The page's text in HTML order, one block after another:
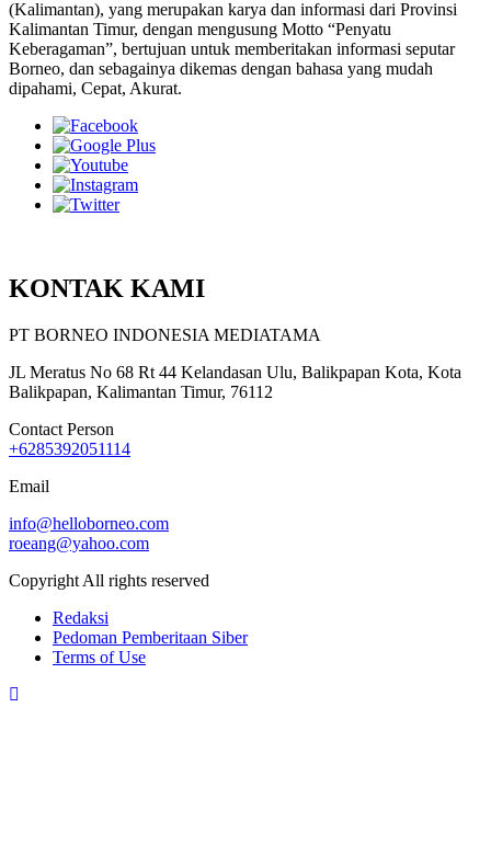
(Kalimantan), yang merupakan karya dan informasi dari Provinsi
Kalimantan Timur, dengan mengusung Motto “Penyatu
Keberagaman”, bertujuan untuk memberitakan informasi seputar
Borneo, dan sebagainya dikemas dengan bahasa yang mudah
dipahami, Cepat, Akurat.
KONTAK KAMI
PT BORNEO INDONESIA MEDIATAMA
JL Meratus No 68 Rt 44 Kelandasan Ulu, Balikpapan Kota, Kota
Balikpapan, Kalimantan Timur, 76112
Contact Person
+6285392051114
Email
info@helloborneo.com
roeang@yahoo.com
Copyright All rights reserved
Redaksi
Pedoman Pemberitaan Siber
Terms of Use